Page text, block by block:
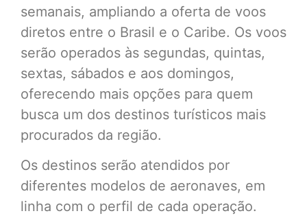
semanais, ampliando a oferta de voos
diretos entre o Brasil e o Caribe. Os voos
serão operados às segundas, quintas,
sextas, sábados e aos domingos,
oferecendo mais opções para quem
busca um dos destinos turísticos mais
procurados da região.
Os destinos serão atendidos por
diferentes modelos de aeronaves, em
linha com o perfil de cada operação.